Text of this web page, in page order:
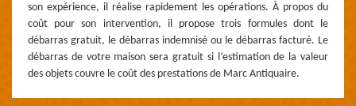
son expérience, il réalise rapidement les opérations. À propos du
coût pour son intervention, il propose trois formules dont le
débarras gratuit, le débarras indemnisé ou le débarras facturé. Le
débarras de votre maison sera gratuit si l’estimation de la valeur
des objets couvre le coût des prestations de Marc Antiquaire.